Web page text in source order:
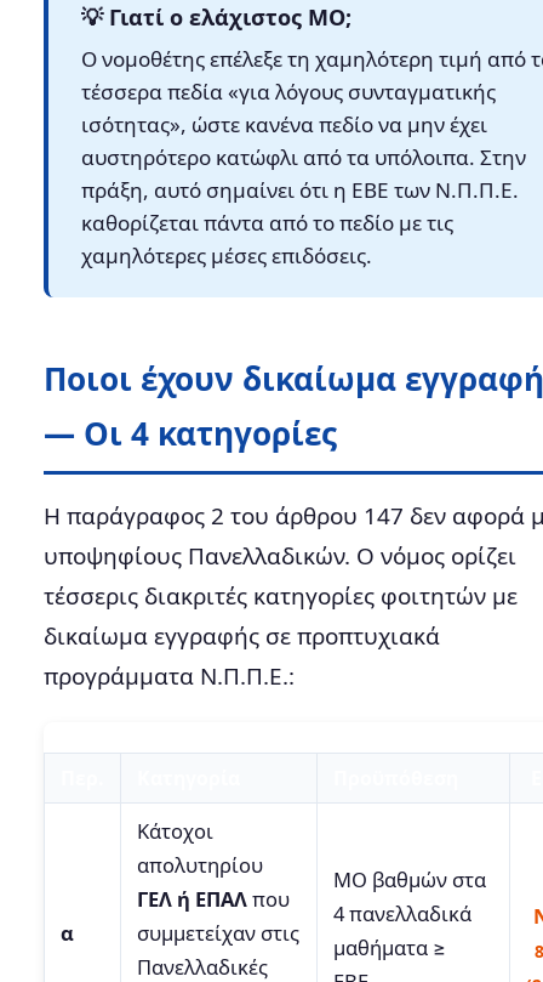
💡 Γιατί ο ελάχιστος ΜΟ;
Ο νομοθέτης επέλεξε τη χαμηλότερη τιμή από
τέσσερα πεδία «για λόγους συνταγματικής
ισότητας», ώστε κανένα πεδίο να μην έχει
αυστηρότερο κατώφλι από τα υπόλοιπα. Στην
πράξη, αυτό σημαίνει ότι η ΕΒΕ των Ν.Π.Π.Ε.
καθορίζεται πάντα από το πεδίο με τις
χαμηλότερες μέσες επιδόσεις.
Ποιοι έχουν δικαίωμα
— Οι 4 κατηγορίες
Η παράγραφος 2 του άρθρου 147 δεν αφορά
υποψηφίους Πανελλαδικών. Ο νόμος ορίζει
τέσσερις διακριτές κατηγορίες φοιτητών με
δικαίωμα εγγραφής σε προπτυχιακά
προγράμματα Ν.Π.Π.Ε.:
α
Κάτοχοι
απολυτηρίου
ΓΕΛ ή ΕΠΑΛπου
συμμετείχαν στις
Πανελλαδικές
ΜΟ βαθμών στα
4 πανελλαδικά
μαθήματα ≥